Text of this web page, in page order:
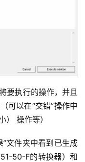
要执行的操作，并且
可以在“交错”操作中
） 操作等）
文件夹中看到已生成
50-F的转换器）和